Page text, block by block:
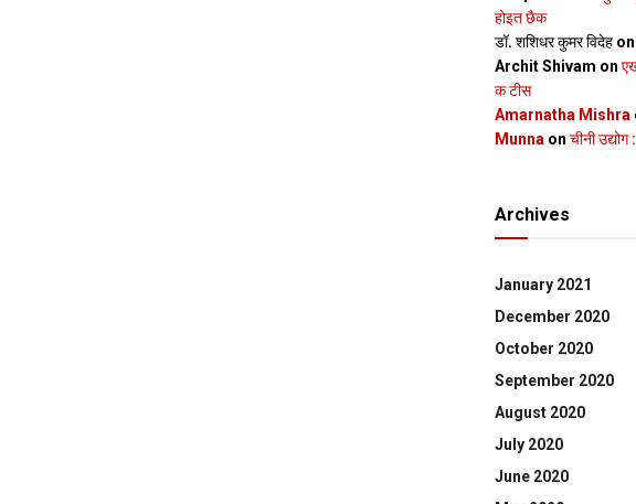
होइत छैक
डॉ. शशिधर कुमर विदेह on
Archit Shivam on
क टीस
Amarnatha Mishra
Munna on चीनी
Archives
January 2021
December 2020
October 2020
September 2020
August 2020
July 2020
June 2020